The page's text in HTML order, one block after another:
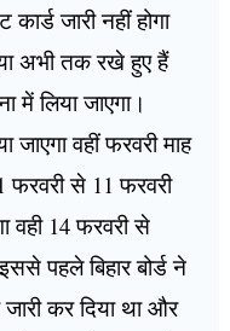
जारी नहीं होगा
अभी तक रखे हुए हैं
में लिया जाएगा।
जाएगा वहीं फरवरी माह
फरवरी से 11 फरवरी
वही 14 फरवरी से
पहले बिहार बोर्ड ने
कर दिया था और